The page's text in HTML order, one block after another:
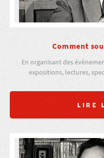
Comment
En organisant des
expositions, lectures,
LIRE